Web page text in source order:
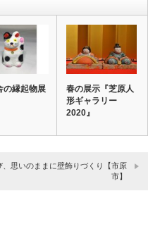
の縁起物展
春の展示『芝原人
形ギャラリー
2020』
、思いのままに壁飾りづくり【市原
市】